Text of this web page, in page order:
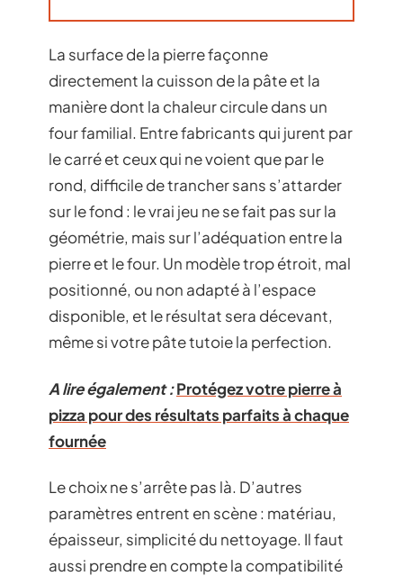
La surface de la pierre façonne
directement la cuisson de la pâte et la
manière dont la chaleur circule dans un
four familial. Entre fabricants qui jurent par
le carré et ceux qui ne voient que par le
rond, difficile de trancher sans s’attarder
sur le fond : le vrai jeu ne se fait pas sur la
géométrie, mais sur l’adéquation entre la
pierre et le four. Un modèle trop étroit, mal
positionné, ou non adapté à l’espace
disponible, et le résultat sera décevant,
même si votre pâte tutoie la perfection.
A lire également :Protégez votre pierre à
pizza pour des résultats parfaits à chaque
fournée
Le choix ne s’arrête pas là. D’autres
paramètres entrent en scène : matériau,
épaisseur, simplicité du nettoyage. Il faut
aussi prendre en compte la compatibilité